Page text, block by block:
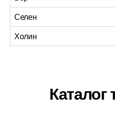
Селен
Холин
Каталог